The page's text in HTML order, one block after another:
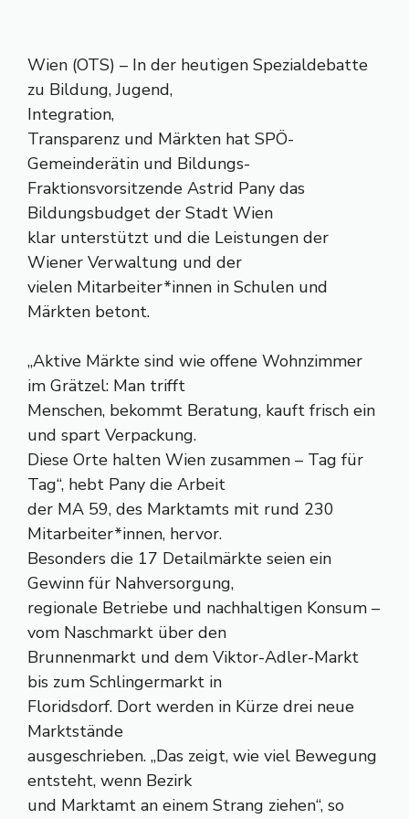
Wien (OTS) – In der heutigen Spezialdebatte
zu Bildung, Jugend,
Integration,
Transparenz und Märkten hat SPÖ-
Gemeinderätin und Bildungs-
Fraktionsvorsitzende Astrid Pany das
Bildungsbudget der Stadt Wien
klar unterstützt und die Leistungen der
Wiener Verwaltung und der
vielen Mitarbeiter*innen in Schulen und
Märkten betont.
„Aktive Märkte sind wie offene Wohnzimmer
im Grätzel: Man trifft
Menschen, bekommt Beratung, kauft frisch ein
und spart Verpackung.
Diese Orte halten Wien zusammen – Tag für
Tag“, hebt Pany die Arbeit
der MA 59, des Marktamts mit rund 230
Mitarbeiter*innen, hervor.
Besonders die 17 Detailmärkte seien ein
Gewinn für Nahversorgung,
regionale Betriebe und nachhaltigen Konsum –
vom Naschmarkt über den
Brunnenmarkt und dem Viktor-Adler-Markt
bis zum Schlingermarkt in
Floridsdorf. Dort werden in Kürze drei neue
Marktstände
ausgeschrieben. „Das zeigt, wie viel Bewegung
entsteht, wenn Bezirk
und Marktamt an einem Strang ziehen“, so